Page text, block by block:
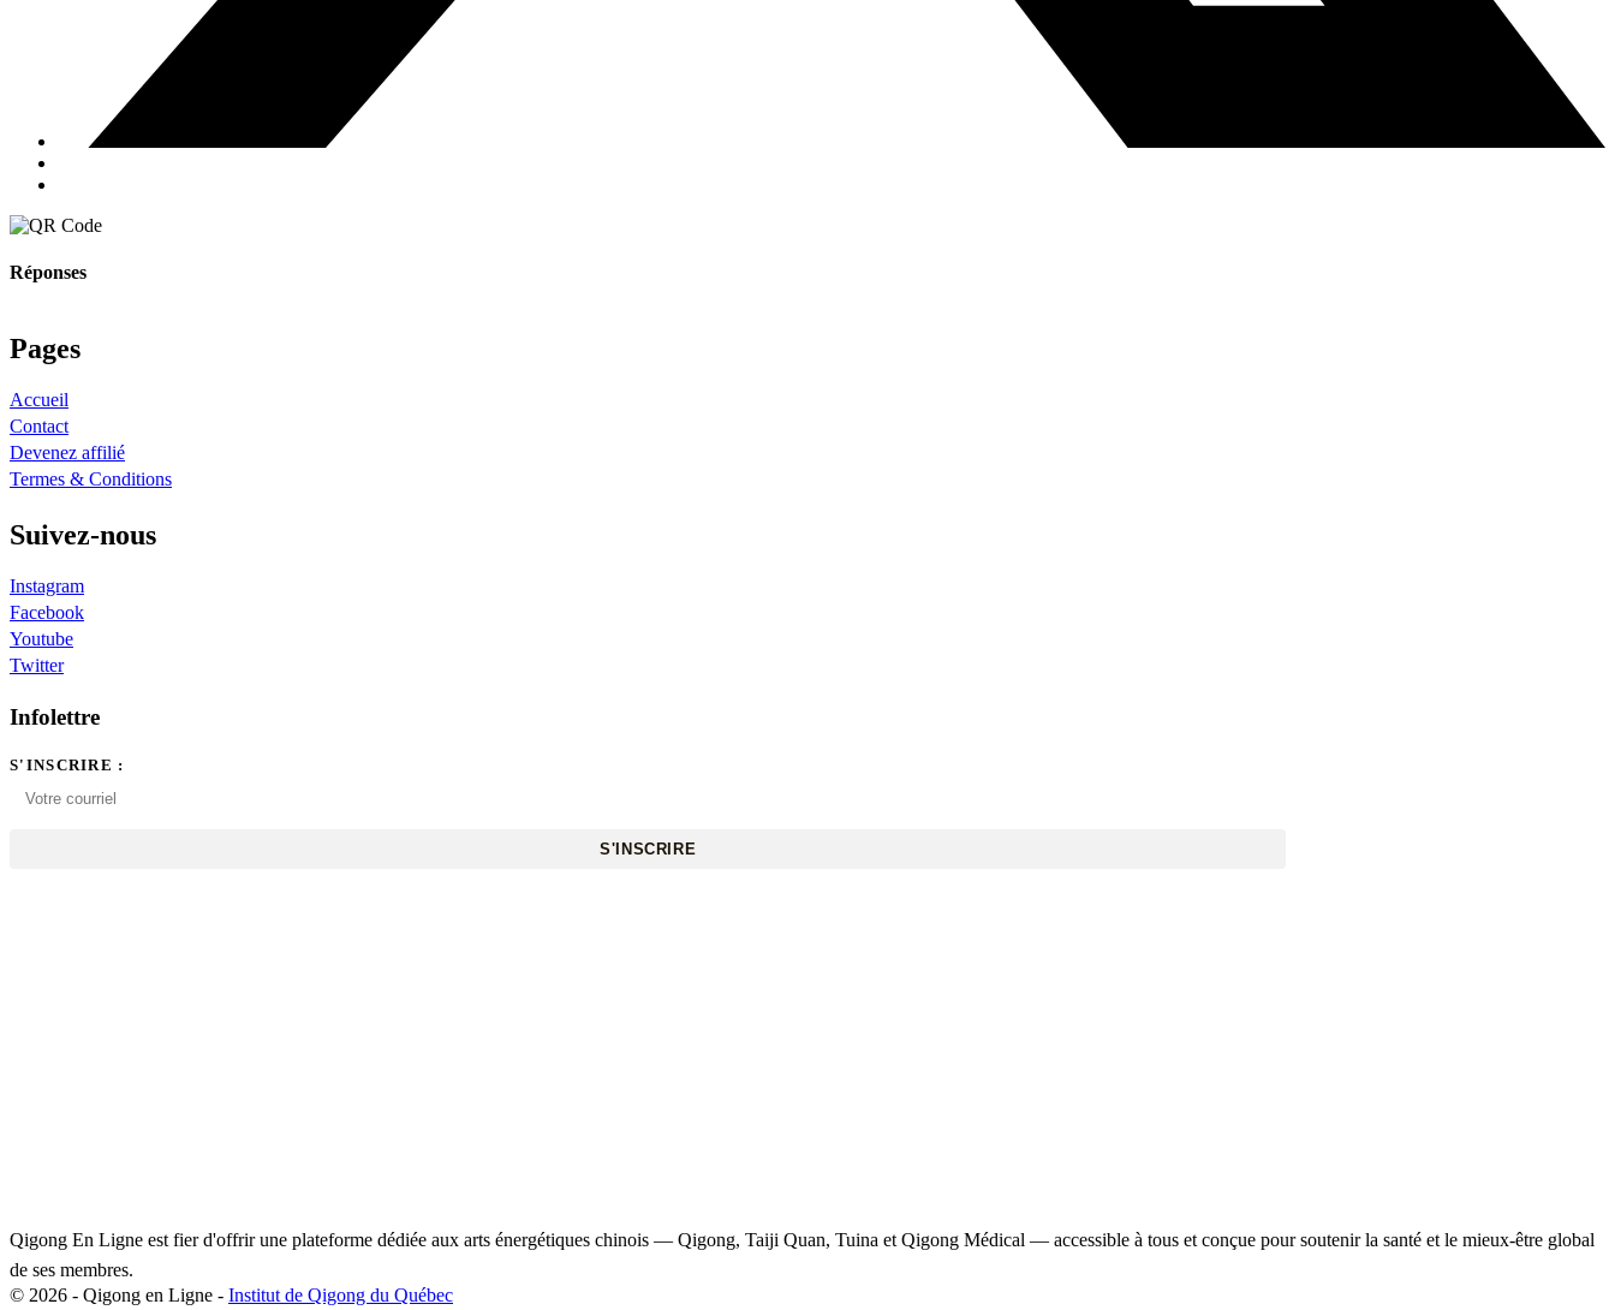
Réponses
Pages
Accueil
Contact
Devenez affilié
Termes & Conditions
Suivez-nous
Instagram
Facebook
Youtube
Twitter
Infolettre
S'INSCRIRE :
S'INSCRIRE
Qigong En Ligne est fier d'offrir une plateforme dédiée aux arts énergétiques chinois — Qigong, Taiji Quan, Tuina et Qigong Médical — accessible à tous et conçue pour soutenir la santé et le mieux-être global
de ses membres.
© 2026 - Qigong en Ligne - Institut de Qigong du Québec